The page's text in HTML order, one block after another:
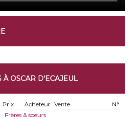
À OSCAR D'ECAJEUL
Prix Acheteur Vente
N°
Frères & soeurs